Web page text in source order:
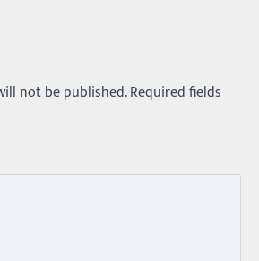
not be published.Required fields